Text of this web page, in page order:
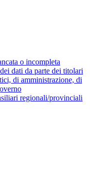
o incompleta
dati da parte dei titolari
di amministrazione, di
regionali/provinciali